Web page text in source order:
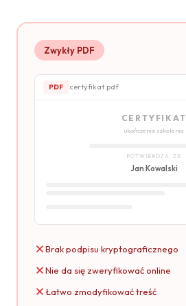
Zwykły PDF
PDF certyfikat.pdf
CERTYFIKAT
ukończenia szkolenia
POTWIERDZA, ŻE
Jan Kowalski
Brak podpisu kryptograficznego
Nie da się zweryfikować online
Łatwo zmodyfikować treść